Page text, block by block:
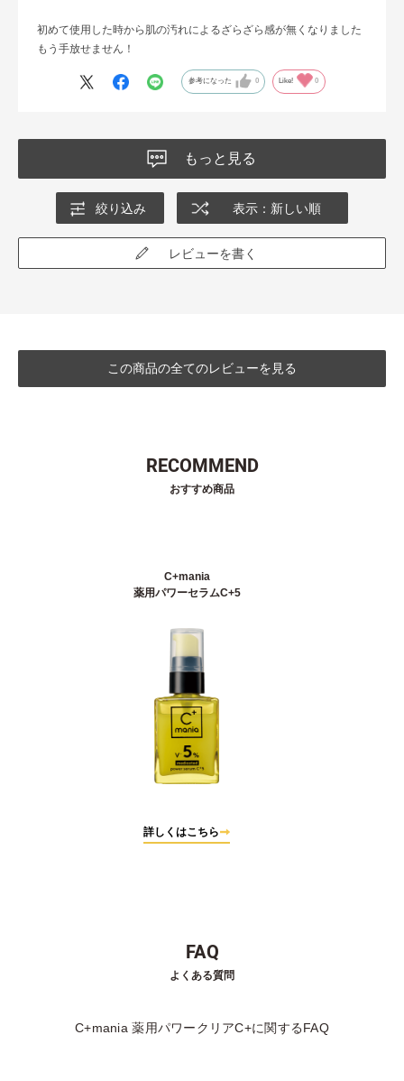
初めて使用した時から肌の汚れによるざらざら感が無くなりました
もう手放せません！
参考になった 0 Like! 0
もっと見る
絞り込み 表示：新しい順
レビューを書く
この商品の全てのレビューを見る
RECOMMEND
おすすめ商品
C+mania
薬用パワーセラムC+5
詳しくはこちら
FAQ
よくある質問
C+mania 薬用パワークリアC+に関するFAQ